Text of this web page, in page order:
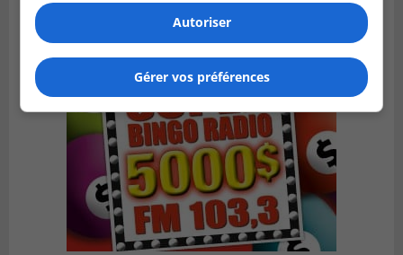
Autoriser
Gérer vos préférences